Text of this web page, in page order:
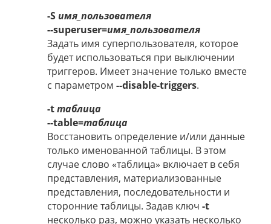
-S имя_пользователя
--superuser=имя_пользователя
Задать имя суперпользователя, которое
будет использоваться при выключении
триггеров. Имеет значение только вместе
с параметром --disable-triggers.
-tтаблица
--table=таблица
Восстановить определение и/или данные
только именованной таблицы. В этом
случае слово «таблица» включает в себя
представления, материализованные
представления, последовательности и
сторонние таблицы. Задав ключ -t
несколько раз, можно указать несколько